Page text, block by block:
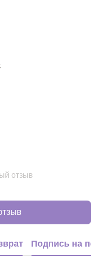
отзыв
Подпись на